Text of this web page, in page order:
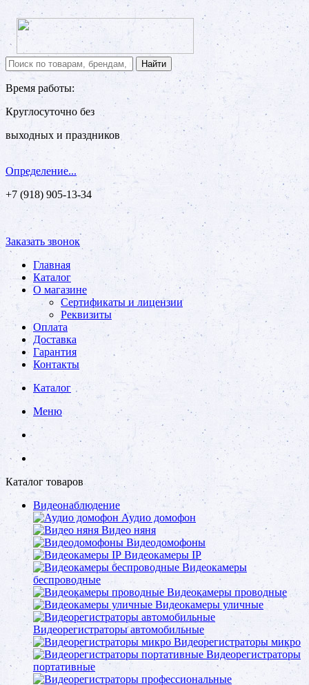
Время работы:
Круглосуточно без
выходных и праздников
Определение...
+7 (918) 905-13-34
Заказать звонок
Главная
Каталог
О магазине
Сертификаты и лицензии
Реквизиты
Оплата
Доставка
Гарантия
Контакты
Каталог
Меню
Каталог товаров
Видеонаблюдение
Аудио домофон
Видео няня
Видеодомофоны
Видеокамеры IP
Видеокамеры
беспроводные
Видеокамеры проводные
Видеокамеры уличные
Видеорегистраторы автомобильные
Видеорегистраторы микро
Видеорегистраторы
портативные